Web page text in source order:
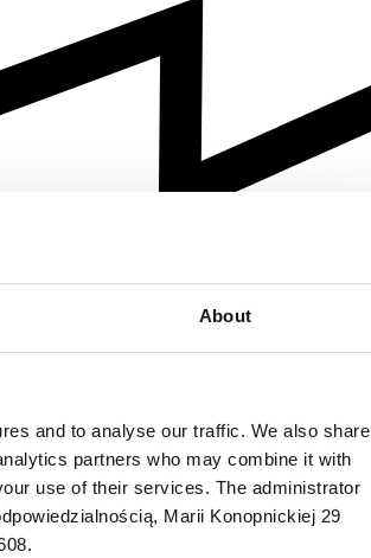
About
and to analyse our traffic. We also share
partners who may combine it with
use of their services. The administrator
Marii Konopnickiej 29